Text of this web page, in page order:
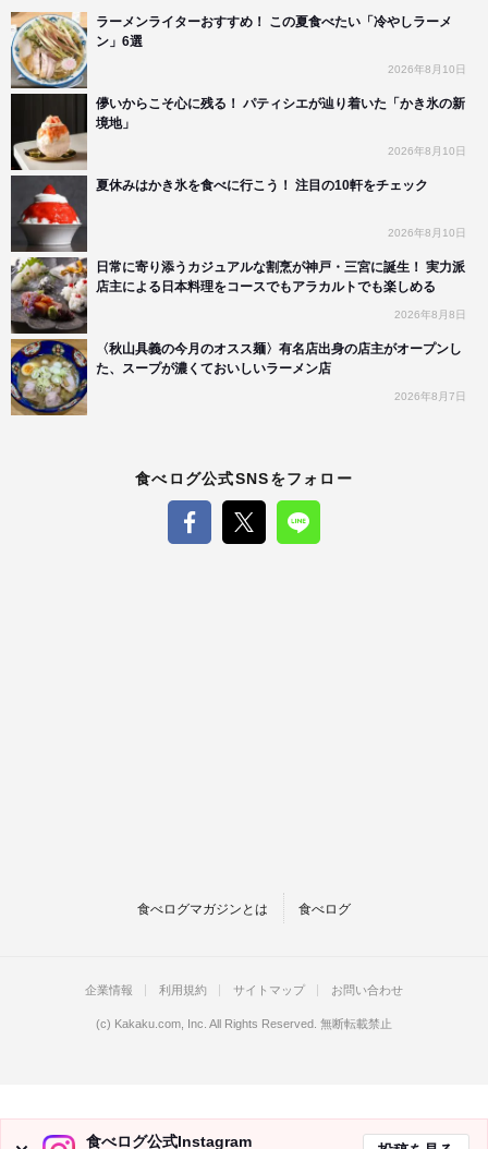
ラーメンライターおすすめ！ この夏食べたい「冷やしラーメ
ン」6選
2026年8月10日
儚いからこそ心に残る！ パティシエが辿り着いた「かき氷の新
境地」
2026年8月10日
夏休みはかき氷を食べに行こう！ 注目の10軒をチェック
2026年8月10日
日常に寄り添うカジュアルな割烹が神戸・三宮に誕生！ 実力派
店主による日本料理をコースでもアラカルトでも楽しめる
2026年8月8日
〈秋山具義の今月のオスス麺〉有名店出身の店主がオープンし
た、スープが濃くておいしいラーメン店
2026年8月7日
食べログ公式SNSをフォロー
食べログマガジンとは 食べログ
食べログ公式Instagram
企業情報 利用規約 サイトマップ お問い合わせ
(c) Kakaku.com, Inc. All Rights Reserved. 無断転載禁止